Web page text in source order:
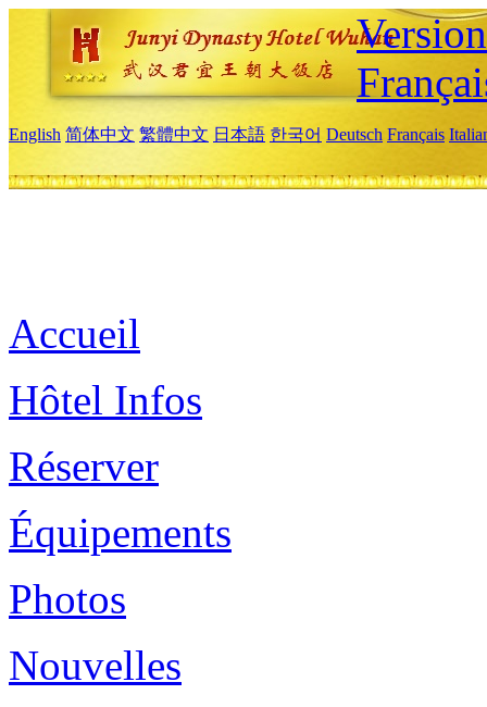
English 简体中文 繁體中文 日本語 한국어 Deutsch Français
Accueil
Hôtel Infos
Réserver
Équipements
Photos
Nouvelles